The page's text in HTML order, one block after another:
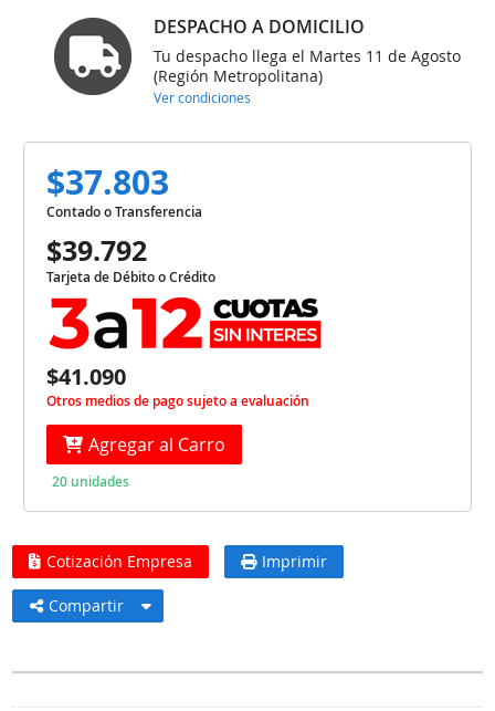
DESPACHO A DOMICILIO
Tu despacho llega el Martes 11 de Agosto
(Región Metropolitana)
Ver condiciones
$37.803
Contado o Transferencia
$39.792
Tarjeta de Débito o Crédito
$41.090
Otros medios de pago sujeto a evaluación
Agregar al Carro
20 unidades
Cotización Empresa Imprimir
Compartir